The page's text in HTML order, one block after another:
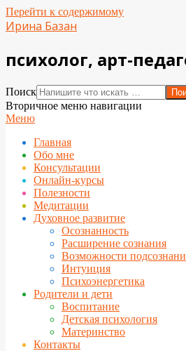
Перейти к содержимому
Ирина Базан
психолог, арт-
Поиск
Вторичное меню навигации
Меню
Главная
Обо мне
Консультации
Онлайн-курсы
Полезности
Медитации
Духовное развитие
Осознанность
Расширение сознания
Возможности
Интуиция
Психоэнергетика
Родители и дети
Воспитание
Детская психология
Материнство
Контакты